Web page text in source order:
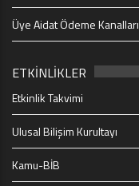
Üye Aidat Ödeme Kanalları
ETKİNLİKLER
Etkinlik Takvimi
Ulusal Bilişim Kurultayı
Kamu-BİB